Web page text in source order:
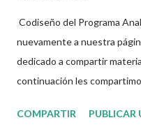
Codiseño del Programa
nuevamente a nuestra
dedicado a compartir
continuación les
nueva propuesta educativa
COMPARTIR PUBLICAR